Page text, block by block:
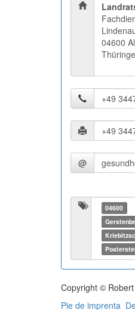
04600
@
04600
Copyright ©
Pie de imprenta